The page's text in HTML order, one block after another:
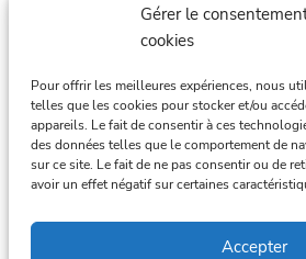
Gérer le
cookies
Pour offrir les meilleures expériences, nous
telles que les cookies pour stocker et/ou
appareils. Le fait de consentir à ces
des données telles que le comportement de
sur ce site. Le fait de ne pas consentir ou de
avoir un effet négatif sur certaines
Accepter